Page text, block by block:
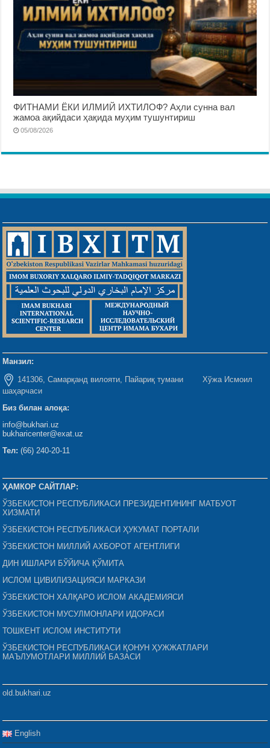
ФИТНАМИ ЁКИ ИЛМИЙ ИХТИЛОФ? Аҳли сунна вал
жамоа ақийдаси ҳақида муҳим тушунтириш
05/08/2026
Манзил:
141306, Самарқанд вилояти, Пайариқ тумани Хўжа Исмоил
шаҳарчаси
Биз билан алоқа:
info@bukhari.uz
bukharicenter@exat.uz
Тел: (66) 240-20-11
ҲАМКОР САЙТЛАР:
ЎЗБЕКИСТОН РЕСПУБЛИКАСИ ПРЕЗИДЕНТИНИНГ МАТБУОТ
ХИЗМАТИ
ЎЗБЕКИСТОН РЕСПУБЛИКАСИ ҲУКУМАТ ПОРТАЛИ
ЎЗБЕКИСТОН МИЛЛИЙ АХБОРОТ АГЕНТЛИГИ
ДИН ИШЛАРИ БЎЙИЧА ҚЎМИТА
ИСЛОМ ЦИВИЛИЗАЦИЯСИ МАРКАЗИ
ЎЗБЕКИСТОН ХАЛҚАРО ИСЛОМ АКАДЕМИЯСИ
ЎЗБЕКИСТОН МУСУЛМОНЛАРИ ИДОРАСИ
ТОШКЕНТ ИСЛОМ ИНСТИТУТИ
ЎЗБЕКИСТОН РЕСПУБЛИКАСИ ҚОНУН ҲУЖЖАТЛАРИ
МАЪЛУМОТЛАРИ МИЛЛИЙ БАЗАСИ
old.bukhari.uz
English